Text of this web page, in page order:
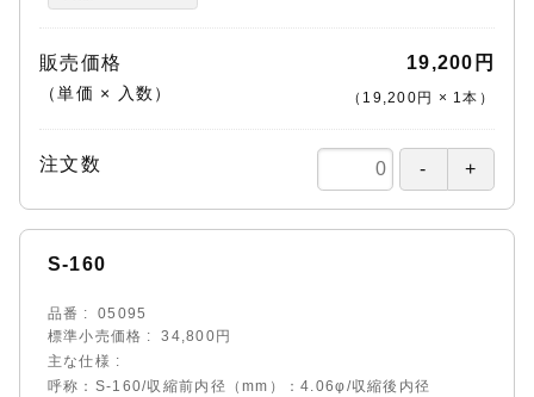
販売価格
（単価 × 入数）
19,200円
（ 19,200円 × 1本 ）
注文数
S-160
品番
05095
標準小売価格
34,800円
主な仕様
呼称：S-160/収縮前内径（mm）：4.06φ/収縮後内径